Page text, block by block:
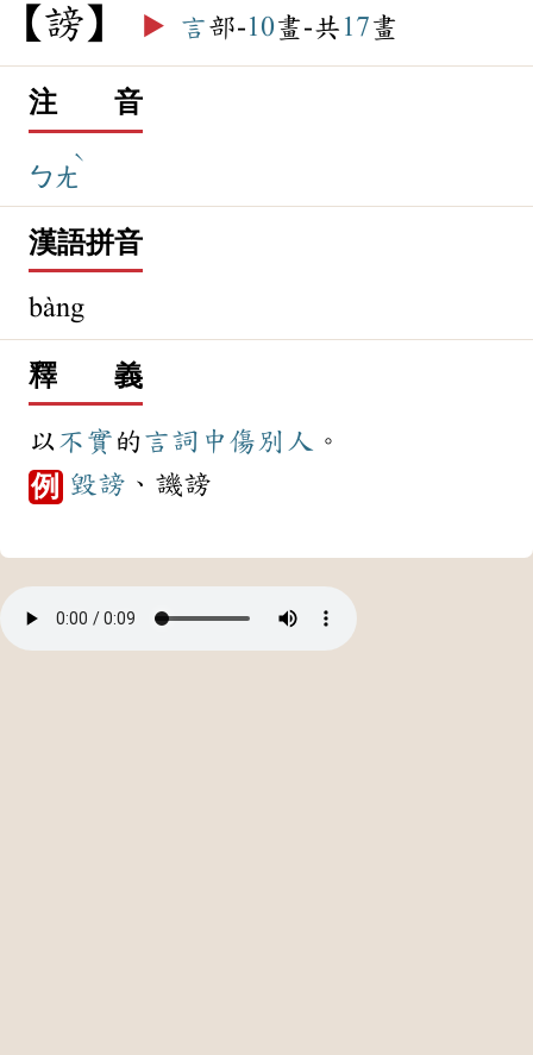
謗 ▶️ 言部-10畫-共 17畫
注 音
ㄅㄤ
ˋ
漢語拼音
bàng
釋 義
以不實 的 言詞 中傷別人 。
例 毀謗 、譏謗